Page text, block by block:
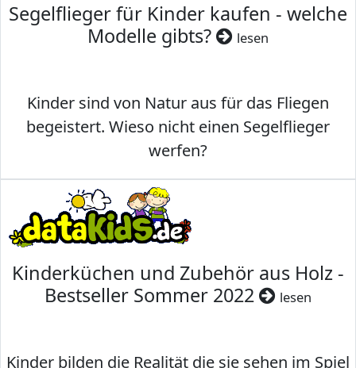
Segelflieger für Kinder kaufen - welche
Modelle gibts?
lesen
Kinder sind von Natur aus für das Fliegen
begeistert. Wieso nicht einen Segelflieger
werfen?
Kinderküchen und Zubehör aus Holz -
Bestseller Sommer 2022
lesen
Kinder bilden die Realität die sie sehen im Spiel